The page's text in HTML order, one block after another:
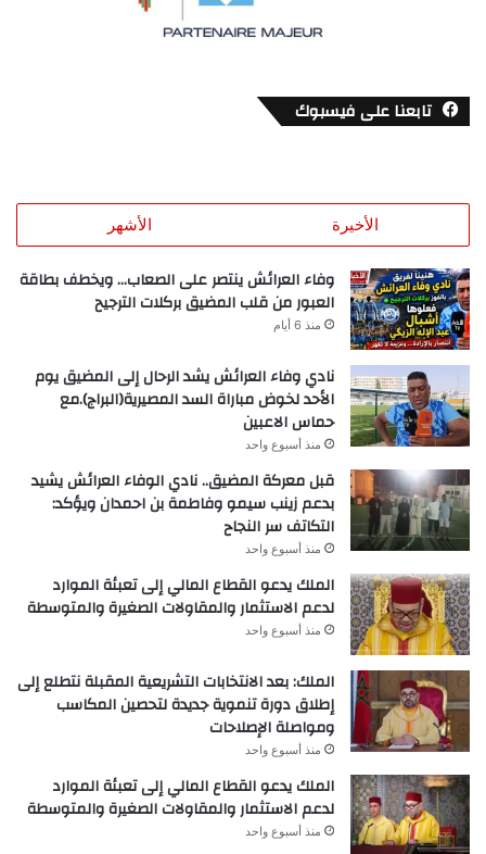
تابعنا على فيسبوك
الأخيرة الأشهر
وفاء العرائش ينتصر على الصعاب… ويخطف بطاقة
العبور من قلب المضيق بركلات الترجيح
منذ 6 أيام
نادي وفاء العرائش يشد الرحال إلى المضيق يوم
الأحد لخوض مباراة السد المصيرية(البراج).مع
حماس الاعبين
منذ أسبوع واحد
قبل معركة المضيق.. نادي الوفاء العرائش يشيد
بدعم زينب سيمو وفاطمة بن احمدان ويؤكد:
التكاتف سر النجاح
منذ أسبوع واحد
الملك يدعو القطاع المالي إلى تعبئة الموارد
لدعم الاستثمار والمقاولات الصغيرة والمتوسطة
منذ أسبوع واحد
الملك: بعد الانتخابات التشريعية المقبلة نتطلع إلى
إطلاق دورة تنموية جديدة لتحصين المكاسب
ومواصلة الإصلاحات
منذ أسبوع واحد
الملك يدعو القطاع المالي إلى تعبئة الموارد
لدعم الاستثمار والمقاولات الصغيرة والمتوسطة
منذ أسبوع واحد